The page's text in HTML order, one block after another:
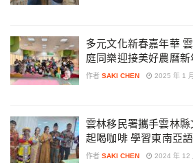
多元文化新春嘉年華
庭同樂迎接美好農曆新
作者 SAKI CHEN 2025 年 1
雲林移民署攜手雲林
起喝咖啡 學習東南亞
作者 SAKI CHEN 2024 年 12